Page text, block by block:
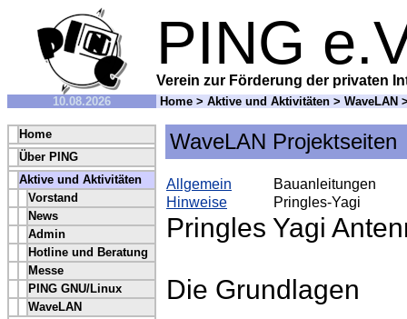
PING
Verein zur Förderung der privaten
10.08.2026 Home > Aktive und Aktivitäten > WaveLAN
Home
Über PING
Aktive und Aktivitäten
Vorstand
News
Admin
Hotline und Beratung
Messe
PING GNU/Linux
WaveLAN
WaveLAN Projektseiten
Allgemein
Bauanleitungen
Hinweise
Pringles-Yagi
Pringles Yagi
Die Grundlagen